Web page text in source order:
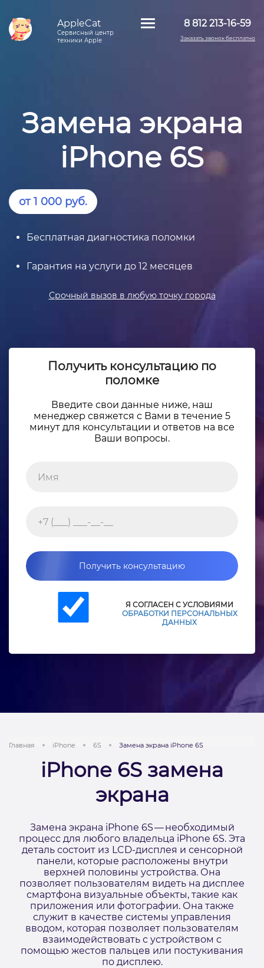
AppleCat
Сервисный центр
техники Apple
8 812 213-16-59
Заказать звонок бесплатно
Замена экрана
iPhone 6S
от 1 000 руб.
Бесплатная диагностика поломки
Гарантия на услуги до 12 месяцев
Срочный вызов в любую точку города
Получить консультацию по
поломке
Введите свои данные ниже, наш
менеджер свяжется с Вами в течение 5
минут для консультации и ответов на все
Ваши вопросы.
Получить консультацию
Я СОГЛАСЕН С УСЛОВИЯМИ
ОБРАБОТКИ ПЕРСОНАЛЬНЫХ
ДАННЫХ
Главная iPhone 6S Замена экрана iPhone 6S
iPhone 6S замена
экрана
Замена экрана iPhone 6S — необходимый
процесс для любого владельца iPhone 6S. Эта
деталь состоит из LCD-дисплея и сенсорной
панели, которые расположены внутри
верхней половины устройства. Она
позволяет пользователям видеть на дисплее
смартфона визуальные объекты, такие как
приложения или фотографии. Она также
служит в качестве системы управления
вводом, которая позволяет пользователям
взаимодействовать с устройством с
помощью жестов пальцев или постукивания
по дисплею.